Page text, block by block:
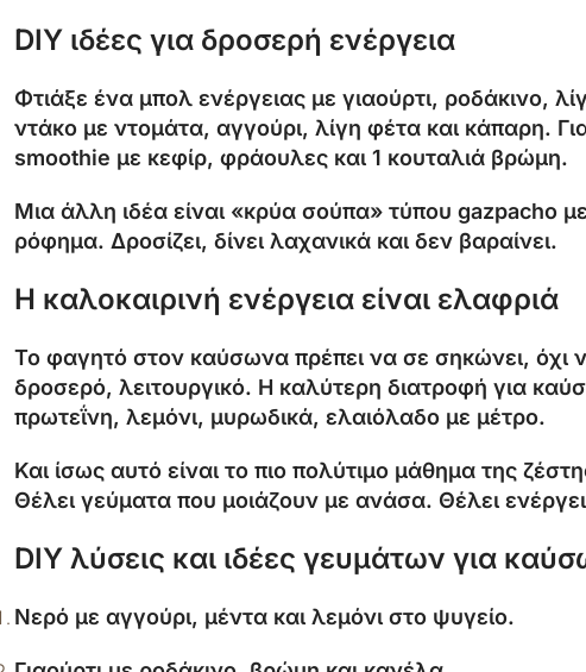
DIY ιδέες για δροσερή ενέργεια
Φτιάξε ένα μπολ ενέργειας με γιαούρτι, ροδάκινο,
ντάκο με ντομάτα, αγγούρι, λίγη φέτα και κάπαρη.
smoothie με κεφίρ, φράουλες και 1 κουταλιά βρώμη.
Μια άλλη ιδέα είναι «κρύα σούπα» τύπου gazpacho
ρόφημα. Δροσίζει, δίνει λαχανικά και δεν βαραίνει.
Η καλοκαιρινή ενέργεια είναι ελαφριά
Το φαγητό στον καύσωνα πρέπει να σε σηκώνει, όχι
δροσερό, λειτουργικό. Η καλύτερη διατροφή για
πρωτεΐνη, λεμόνι, μυρωδικά, ελαιόλαδο με μέτρο.
Και ίσως αυτό είναι το πιο πολύτιμο μάθημα της
Θέλει γεύματα που μοιάζουν με ανάσα. Θέλει
DIY λύσεις και ιδέες γευμάτων για
Νερό με αγγούρι, μέντα και λεμόνι στο ψυγείο.